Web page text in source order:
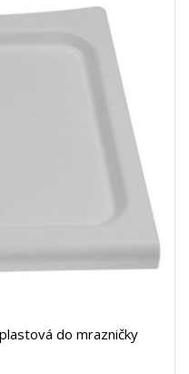
do mrazničky